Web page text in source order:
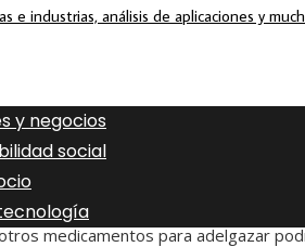
e industrias, análisis de aplicaciones y
y negocios
social
medicamentos para adelgazar